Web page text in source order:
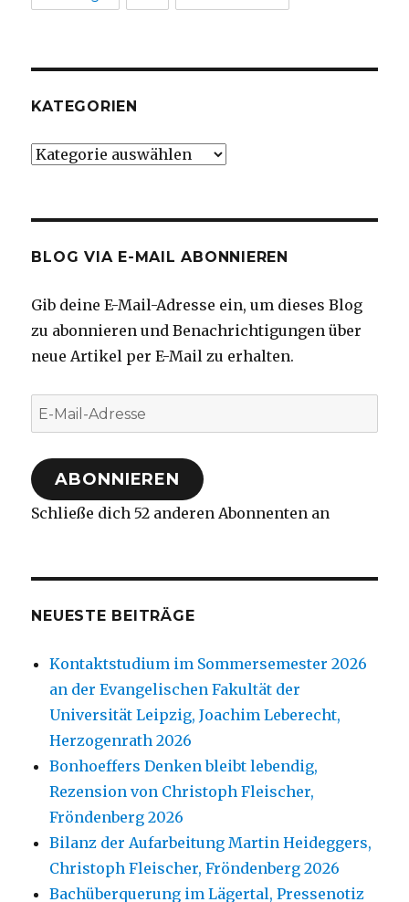
KATEGORIEN
Kategorien
BLOG VIA E-MAIL ABONNIEREN
Gib deine E-Mail-Adresse ein, um dieses Blog
zu abonnieren und Benachrichtigungen über
neue Artikel per E-Mail zu erhalten.
E-
Mail-
Adresse
ABONNIEREN
Schließe dich 52 anderen Abonnenten an
NEUESTE BEITRÄGE
Kontaktstudium im Sommersemester 2026
an der Evangelischen Fakultät der
Universität Leipzig, Joachim Leberecht,
Herzogenrath 2026
Bonhoeffers Denken bleibt lebendig,
Rezension von Christoph Fleischer,
Fröndenberg 2026
Bilanz der Aufarbeitung Martin Heideggers,
Christoph Fleischer, Fröndenberg 2026
Bachüberquerung im Lägertal, Pressenotiz